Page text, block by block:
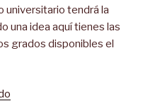
universitario tendrá la
una idea aquí tienes las
grados disponibles el